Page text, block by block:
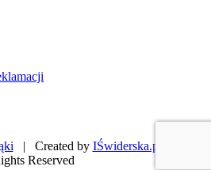
| Created by IŚwiderska.pl
Reserved